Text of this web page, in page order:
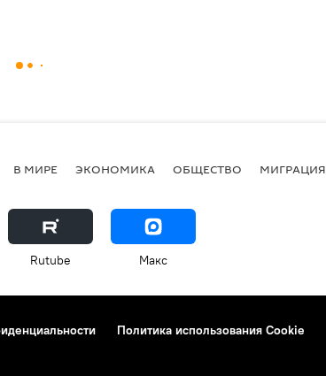
В МИРЕ ЭКОНОМИКА ОБЩЕСТВО МИГРАЦИЯ
Rutube Макс
Политика использования Cookie